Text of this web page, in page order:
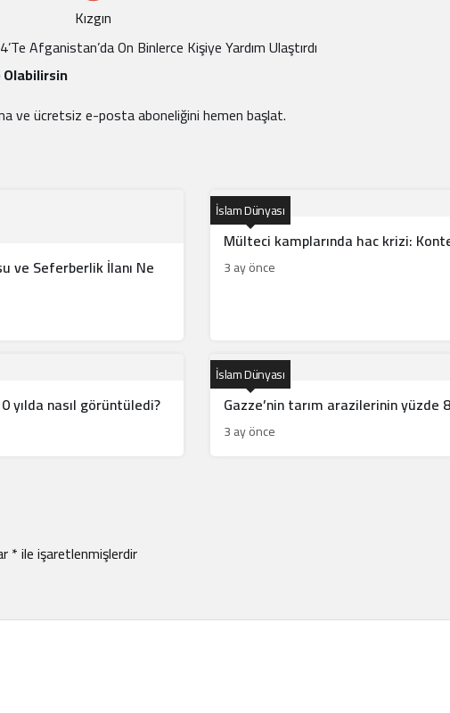
Kızgın
Afganistan’da On Binlerce Kişiye Yardım Ulaştırdı
ve ücretsiz e-posta aboneliğini hemen başlat.
ve Seferberlik İlanı Ne
Mülteci kamplarında hac krizi:
İslam Dünyası
3 ay önce
nasıl görüntüledi? Gazze’nin tarım arazilerinin yüzde
İslam Dünyası
3 ay önce
*ile işaretlenmişlerdir